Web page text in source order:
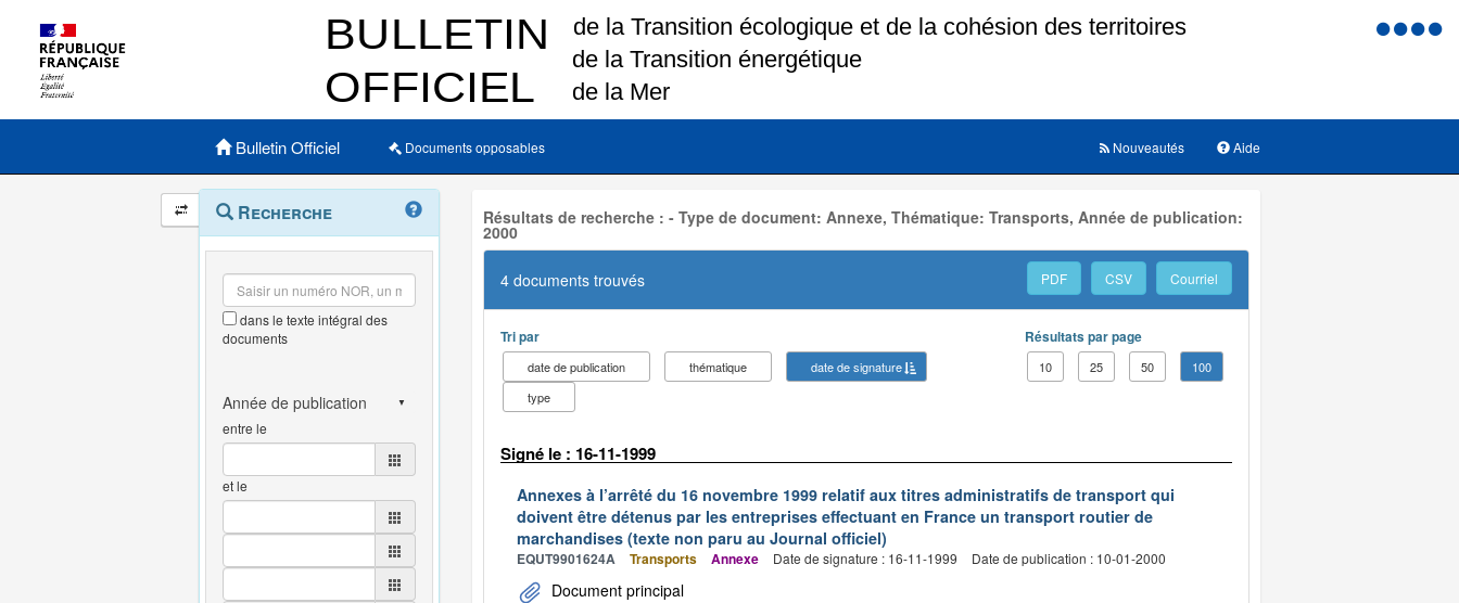
Menu
Menu principal
Bulletin Officiel Documents opposables Aide
Nouveautés
Navigation
et
outils
annexes
Menu
contextuel
Recherche
dans le texte intégral des
documents
entre le
et le
Résultats de recherche : - Type de document: Annexe, Thématique: Transports, Année de publication:
2000
4 documents trouvés PDF CSV Courriel
Tri par
date de publication thématique
date de signature
type
Résultats par page
10 25 50 100
Signé le : 16-11-1999
Annexes à l’arrêté du 16 novembre 1999 relatif aux titres administratifs de transport qui
doivent être détenus par les entreprises effectuant en France un transport routier de
marchandises (texte non paru au Journal officiel)
EQUT9901624A Transports Annexe Date de signature : 16-11-1999 Date de publication : 10-01-2000
Document principal